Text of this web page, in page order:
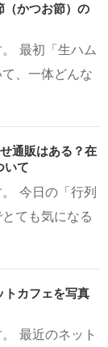
（かつお節）の
最初「生ハム
、一体どんな
通販はある？在
いて
今日の「行列
ても気になる
トカフェを写真
最近のネット